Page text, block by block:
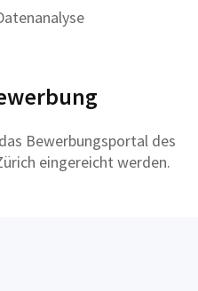
Bewerbungsportal des
eingereicht werden.